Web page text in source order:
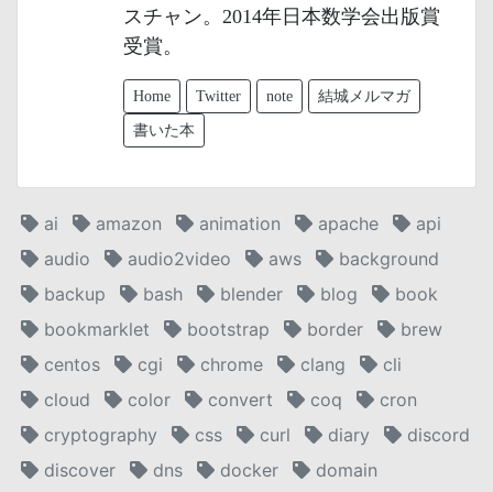
スチャン。2014年日本数学会出版賞
受賞。
Home Twitter note 結城メルマガ
書いた本
ai amazon animation apache
api
audio
audio2video aws
background
backup
bash blender blog
book
bookmarklet
bootstrap border
brew
centos
cgi chrome clang
cli
cloud
color convert coq
cron
cryptography
css curl diary
discord
discover
dns docker
domain